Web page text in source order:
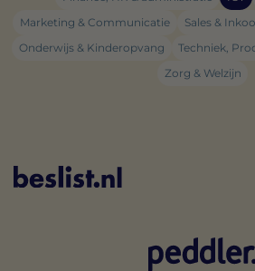
Marketing & Communicatie
Sales &
Onderwijs & Kinderopvang
Techniek,
Zorg & Welzijn